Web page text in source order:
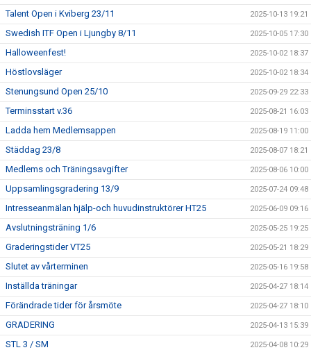
Talent Open i Kviberg 23/11 2025-10-13 19:21
Swedish ITF Open i Ljungby 8/11 2025-10-05 17:30
Halloweenfest! 2025-10-02 18:37
Höstlovsläger 2025-10-02 18:34
Stenungsund Open 25/10 2025-09-29 22:33
Terminsstart v.36 2025-08-21 16:03
Ladda hem Medlemsappen 2025-08-19 11:00
Städdag 23/8 2025-08-07 18:21
Medlems och Träningsavgifter 2025-08-06 10:00
Uppsamlingsgradering 13/9 2025-07-24 09:48
Intresseanmälan hjälp-och huvudinstruktörer HT25 2025-06-09 09:16
Avslutningsträning 1/6 2025-05-25 19:25
Graderingstider VT25 2025-05-21 18:29
Slutet av vårterminen 2025-05-16 19:58
Inställda träningar 2025-04-27 18:14
Förändrade tider för årsmöte 2025-04-27 18:10
GRADERING 2025-04-13 15:39
STL 3 / SM 2025-04-08 10:29